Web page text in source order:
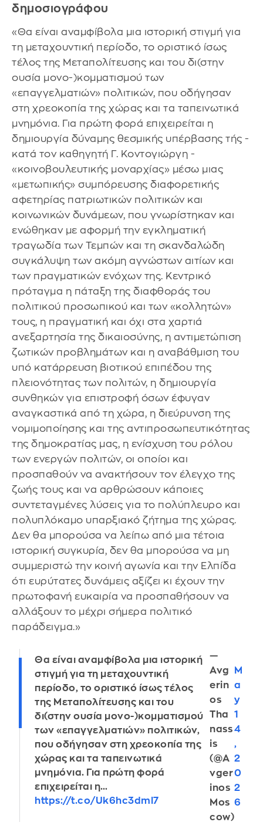
δημοσιογράφου
«Θα είναι αναμφίβολα μια ιστορική στιγμή για
τη μεταχουντική περίοδο, το οριστικό ίσως
τέλος της Μεταπολίτευσης και του δι(στην
ουσία μονο-)κομματισμού των
«επαγγελματιών» πολιτικών, που οδήγησαν
στη χρεοκοπία της χώρας και τα ταπεινωτικά
μνημόνια. Για πρώτη φορά επιχειρείται η
δημιουργία δύναμης θεσμικής υπέρβασης τής -
κατά τον καθηγητή Γ. Κοντογιώργη -
«κοινοβουλευτικής μοναρχίας» μέσω μιας
«μετωπικής» συμπόρευσης διαφορετικής
αφετηρίας πατριωτικών πολιτικών και
κοινωνικών δυνάμεων, που γνωρίστηκαν και
ενώθηκαν με αφορμή την εγκληματική
τραγωδία των Τεμπών και τη σκανδαλώδη
συγκάλυψη των ακόμη αγνώστων αιτίων και
των πραγματικών ενόχων της. Κεντρικό
πρόταγμα η πάταξη της διαφθοράς του
πολιτικού προσωπικού και των «κολλητών»
τους, η πραγματική και όχι στα χαρτιά
ανεξαρτησία της δικαιοσύνης, η αντιμετώπιση
ζωτικών προβλημάτων και η αναβάθμιση του
υπό κατάρρευση βιοτικού επιπέδου της
πλειονότητας των πολιτών, η δημιουργία
συνθηκών για επιστροφή όσων έφυγαν
αναγκαστικά από τη χώρα, η διεύρυνση της
νομιμοποίησης και της αντιπροσωπευτικότητας
της δημοκρατίας μας, η ενίσχυση του ρόλου
των ενεργών πολιτών, οι οποίοι και
προσπαθούν να ανακτήσουν τον έλεγχο της
ζωής τους και να αρθρώσουν κάποιες
συντεταγμένες λύσεις για το πολύπλευρο και
πολυπλόκαμο υπαρξιακό ζήτημα της χώρας.
Δεν θα μπορούσα να λείπω από μια τέτοια
ιστορική συγκυρία, δεν θα μπορούσα να μη
συμμεριστώ την κοινή αγωνία και την Ελπίδα
ότι ευρύτατες δυνάμεις αξίζει κι έχουν την
πρωτοφανή ευκαιρία να προσπαθήσουν να
αλλάξουν το μέχρι σήμερα πολιτικό
παράδειγμα.»
Θα είναι αναμφίβολα μια ιστορική
στιγμή για τη μεταχουντική
περίοδο, το οριστικό ίσως τέλος
της Μεταπολίτευσης και του
δι(στην ουσία μονο-)κομματισμού
των «επαγγελματιών» πολιτικών,
που οδήγησαν στη χρεοκοπία της
χώρας και τα ταπεινωτικά
μνημόνια. Για πρώτη φορά
επιχειρείται η…
https://t.co/Uk6hc3dml7
—
Avg
erin
os
Tha
nass
is
(@A
vger
inos
Mos
cow)
M
a
y
1
4
,
2
0
2
6